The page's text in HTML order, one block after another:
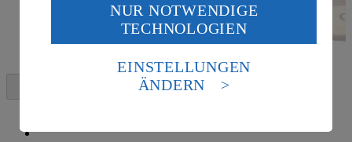
Wenn du auf „Aktivieren“ klickst, willigst du im Sinne
des Art. 49 Abs. 1 Satz 1 lit. a) DSGVO ein, dass deine
Daten in den USA verarbeitet werden. Der EuGH sieht
die USA als Land mit einem nach europäischen
Standards nicht angemessenen Datenschutzniveau an.
Es besteht das Risiko eines Zugriffs durch US-
Informationen zum Herausgeber der Seite findest du
NUR NOTWENDIGE
TECHNOLOGIEN
EINSTELLUNGEN
ÄNDERN